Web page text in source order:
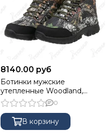
8140.00 руб
Ботинки мужские
утепленные Woodland,
мембрана Kingtex, insulation
400г, цвет лес, 41 NISUS
0
В корзину